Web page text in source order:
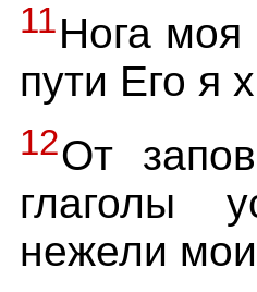
11Нога моя
пути Его я
12От
глаголы
нежели